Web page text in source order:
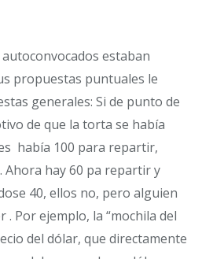
estaban
propuestas puntuales le
generales: Si de punto de
de que la torta se había
había 100 para repartir,
Ahora hay 60 pa repartir y
40, ellos no, pero alguien
. Por ejemplo, la “mochila del
del dólar, que directamente